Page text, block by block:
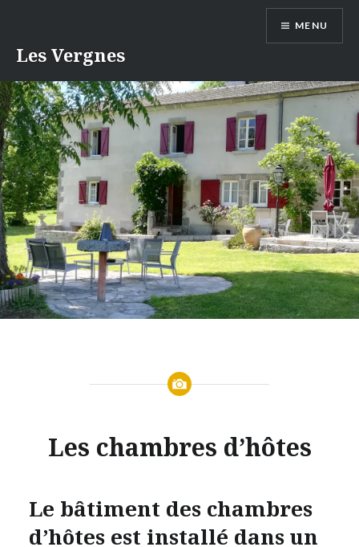
contenu
Les Vergnes
MENU
Les chambres d’hôtes
Le bâtiment des chambres
d’hôtes est installé dans un